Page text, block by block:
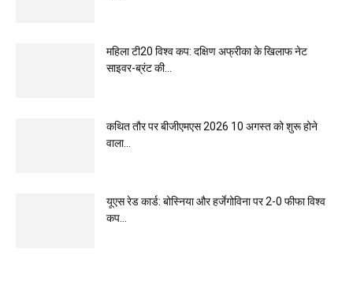
महिला टी20 विश्व कप: दक्षिण अफ्रीका के खिलाफ नेट
साइवर-ब्रंट की...
कथित तौर पर बीजीएमएस 2026 10 अगस्त को शुरू होने
वाला...
यूएस रेड कार्ड: बोस्निया और हर्जेगोविना पर 2-0 फीफा विश्व
कप...